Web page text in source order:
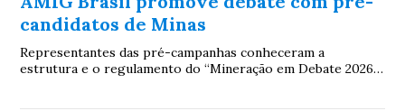
candidatos de Minas
Representantes das pré-campanhas conheceram a
estrutura e o regulamento do “Mineração em Debate 2026”,